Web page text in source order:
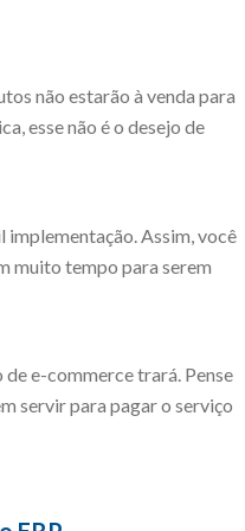
não estarão à venda para
esse não é o desejo de
implementação. Assim, você
muito tempo para serem
e-commerce trará. Pense
servir para pagar o serviço